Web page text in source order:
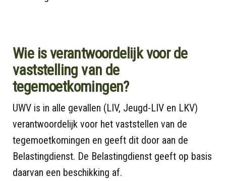
Wie is verantwoordelijk voor de
vaststelling van de
tegemoetkomingen?
UWV is in alle gevallen (LIV, Jeugd-LIV en LKV)
verantwoordelijk voor het vaststellen van de
tegemoetkomingen en geeft dit door aan de
Belastingdienst. De Belastingdienst geeft op basis
daarvan een beschikking af.